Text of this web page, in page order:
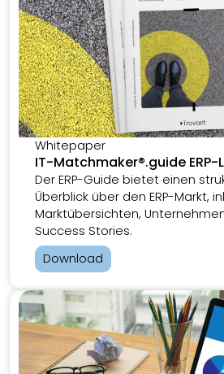
Whitepaper
IT-Matchmaker®.guide ERP-
Der ERP-Guide bietet einen
Überblick über den ERP-Markt,
Marktübersichten,
Success Stories.
Download